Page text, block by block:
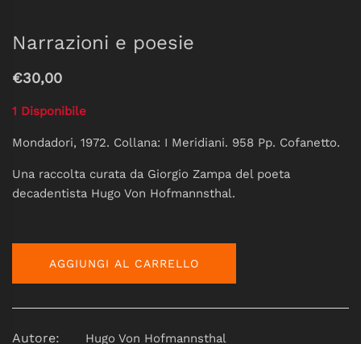
Narrazioni e poesie
€30,00
1 Disponibile
Mondadori, 1972. Collana: I Meridiani. 958 Pp. Cofanetto.
Una raccolta curata da Giorgio Zampa del poeta
decadentista Hugo Von Hofmannsthal.
AGGIUNGI AL CARRELLO
Autore: Hugo Von Hofmannsthal